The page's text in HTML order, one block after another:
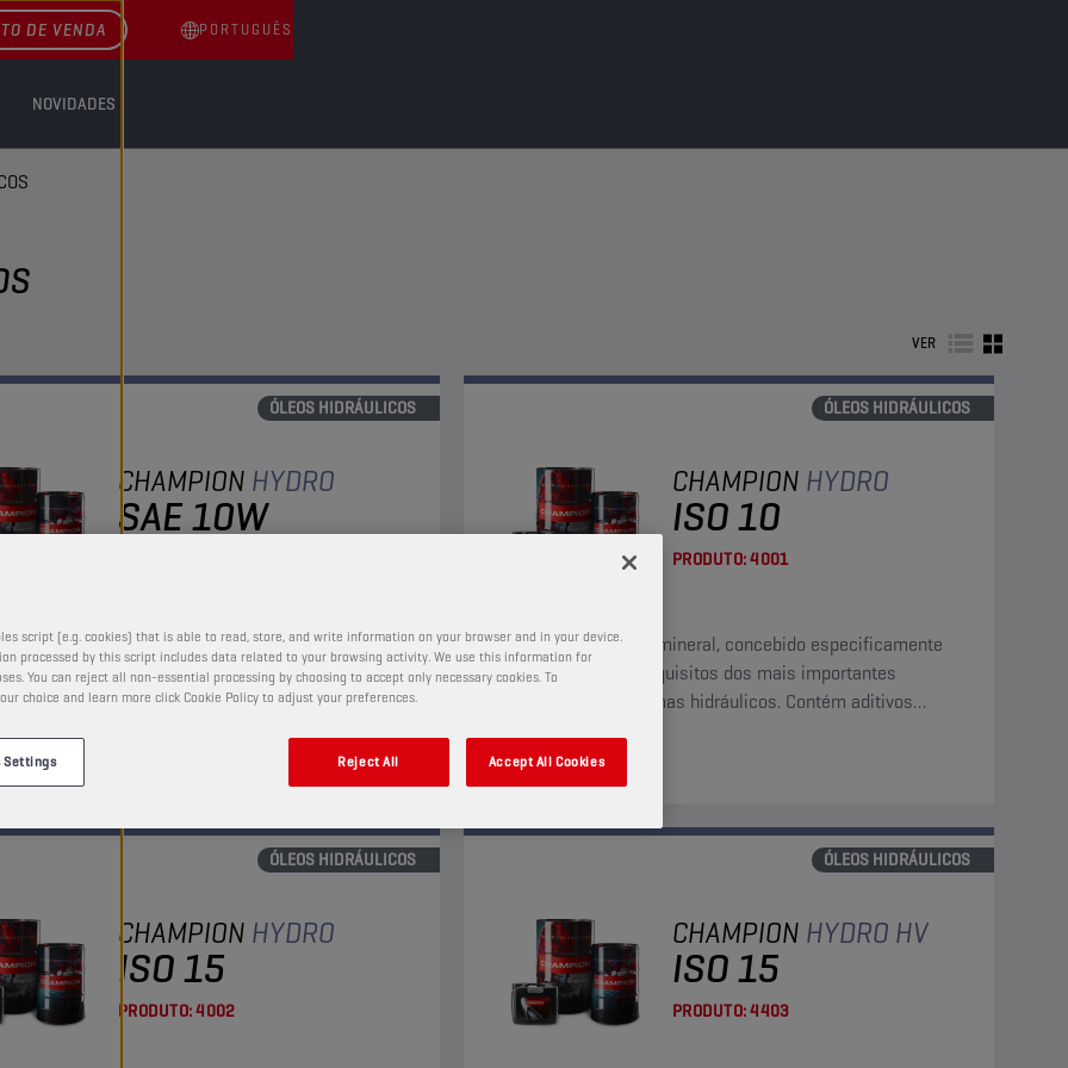
NOVIDADES
DE VENDA PORTUGUÊS
VER
ÓLEOS HIDRÁULICOS
CHAMPION HYDRO
SAE 10W
suas propriedades dispersantes, o óleo
detergente reduz de forma significativa a
de depósitos e lamas. O elevado teor de zinco
ÓLEOS HIDRÁULICOS
CHAMPION HYDRO
ISO 10
PRODUTO:4001
Trata-se de um óleo mineral, concebido especificamente
para satisfazer os requisitos dos mais importantes
fabricantes de sistemas hidráulicos. Contém aditivos
Ver
ÓLEOS HIDRÁULICOS
CHAMPION HYDRO
ISO 15
PRODUTO:4002
ÓLEOS HIDRÁULICOS
CHAMPION HYDRO HV
ISO 15
PRODUTO:4403
script (e.g. cookies) that is able to read, store, and write information on your browser and in your device.
processed by this script includes data related to your browsing activity. We use this information for
You can reject all non-essential processing by choosing to accept only necessary cookies. To
choice and learn more click Cookie Policy to adjust your preferences.
Settings Reject All Accept All Cookies